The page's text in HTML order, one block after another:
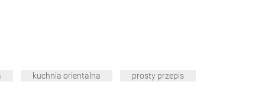
kuchnia orientalna
prosty przepis